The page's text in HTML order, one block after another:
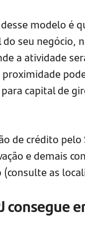
modelo é
seu negócio,
a atividade
capital de
de crédito
e demais
(consulte as
consegue